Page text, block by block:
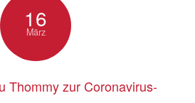
16
März
Thommy zur Coronavirus-